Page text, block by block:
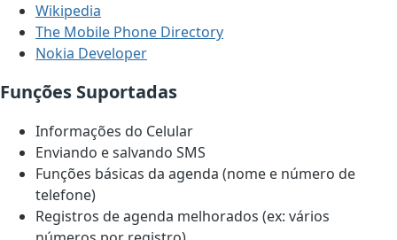
Wikipedia
The Mobile Phone Directory
Nokia Developer
Funções Suportadas
Informações do Celular
Enviando e salvando SMS
Funções básicas da agenda (nome e número de
telefone)
Registros de agenda melhorados (ex: vários